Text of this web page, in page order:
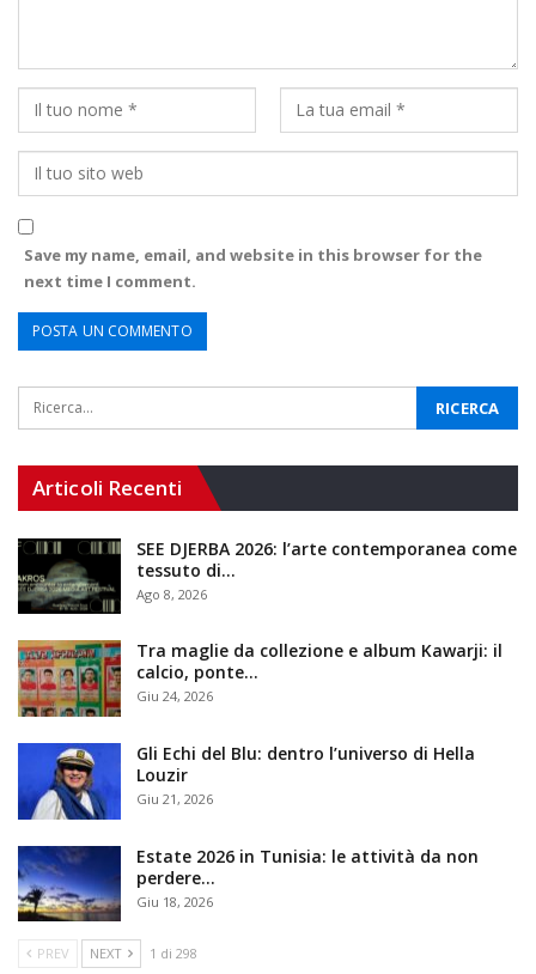
Save my name, email, and website in this browser for the
next time I comment.
Articoli Recenti
SEE DJERBA 2026: l’arte contemporanea come
tessuto di…
Ago 8, 2026
Tra maglie da collezione e album Kawarji: il
calcio, ponte…
Giu 24, 2026
Gli Echi del Blu: dentro l’universo di Hella
Louzir
Giu 21, 2026
Estate 2026 in Tunisia: le attività da non
perdere…
Giu 18, 2026
PREV NEXT 1 di 298